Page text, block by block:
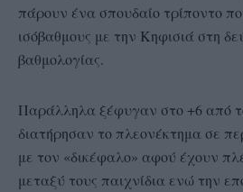
πάρουν ένα σπουδαίο τρίποντο
ισόβαθμους με την Κηφισιά στη
βαθμολογίας.
Παράλληλα ξέφυγαν στο +6 από
διατήρησαν το πλεονέκτημα σε
με τον «δικέφαλο» αφού έχουν
μεταξύ τους παιχνίδια ενώ την